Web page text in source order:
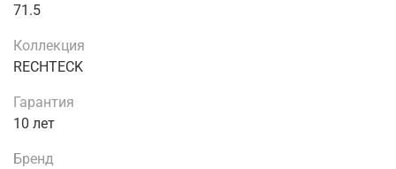
71.5
Коллекция
RECHTECK
Гарантия
10 лет
Бренд